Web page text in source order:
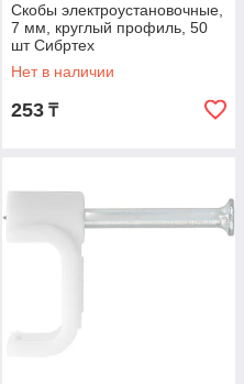
Скобы электроустановочные,
7 мм, круглый профиль, 50
шт Сибртех
Нет в наличии
253 ₸